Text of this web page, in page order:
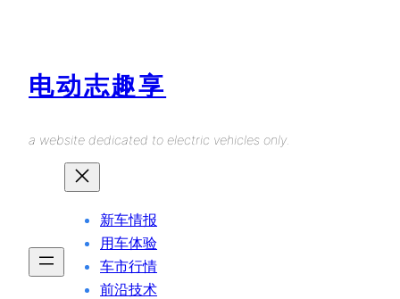
电动志趣享
a website dedicated to electric vehicles only.
新车情报
用车体验
车市行情
前沿技术